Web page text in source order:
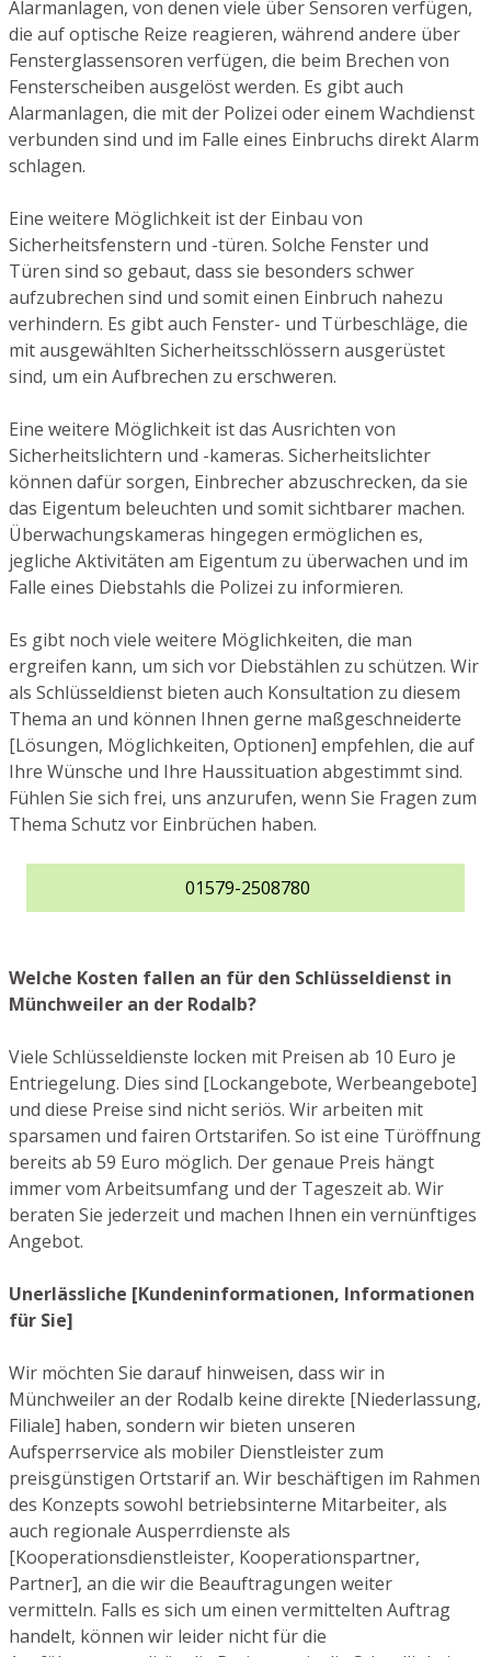
Alarmanlagen, von denen viele über Sensoren verfügen,
die auf optische Reize reagieren, während andere über
Fensterglassensoren verfügen, die beim Brechen von
Fensterscheiben ausgelöst werden. Es gibt auch
Alarmanlagen, die mit der Polizei oder einem Wachdienst
verbunden sind und im Falle eines Einbruchs direkt Alarm
schlagen.
Eine weitere Möglichkeit ist der Einbau von
Sicherheitsfenstern und -türen. Solche Fenster und
Türen sind so gebaut, dass sie besonders schwer
aufzubrechen sind und somit einen Einbruch nahezu
verhindern. Es gibt auch Fenster- und Türbeschläge, die
mit ausgewählten Sicherheitsschlössern ausgerüstet
sind, um ein Aufbrechen zu erschweren.
Eine weitere Möglichkeit ist das Ausrichten von
Sicherheitslichtern und -kameras. Sicherheitslichter
können dafür sorgen, Einbrecher abzuschrecken, da sie
das Eigentum beleuchten und somit sichtbarer machen.
Überwachungskameras hingegen ermöglichen es,
jegliche Aktivitäten am Eigentum zu überwachen und im
Falle eines Diebstahls die Polizei zu informieren.
Es gibt noch viele weitere Möglichkeiten, die man
ergreifen kann, um sich vor Diebstählen zu schützen. Wir
als Schlüsseldienst bieten auch Konsultation zu diesem
Thema an und können Ihnen gerne maßgeschneiderte
[Lösungen, Möglichkeiten, Optionen] empfehlen, die auf
Ihre Wünsche und Ihre Haussituation abgestimmt sind.
Fühlen Sie sich frei, uns anzurufen, wenn Sie Fragen zum
Thema Schutz vor Einbrüchen haben.
01579-2508780
Welche Kosten fallen an für den Schlüsseldienst in
Münchweiler an der Rodalb?
Viele Schlüsseldienste locken mit Preisen ab 10 Euro je
Entriegelung. Dies sind [Lockangebote, Werbeangebote]
und diese Preise sind nicht seriös. Wir arbeiten mit
sparsamen und fairen Ortstarifen. So ist eine Türöffnung
bereits ab 59 Euro möglich. Der genaue Preis hängt
immer vom Arbeitsumfang und der Tageszeit ab. Wir
beraten Sie jederzeit und machen Ihnen ein vernünftiges
Angebot.
Unerlässliche [Kundeninformationen, Informationen
für Sie]
Wir möchten Sie darauf hinweisen, dass wir in
Münchweiler an der Rodalb keine direkte [Niederlassung,
Filiale] haben, sondern wir bieten unseren
Aufsperrservice als mobiler Dienstleister zum
preisgünstigen Ortstarif an. Wir beschäftigen im Rahmen
des Konzepts sowohl betriebsinterne Mitarbeiter, als
auch regionale Ausperrdienste als
[Kooperationsdienstleister, Kooperationspartner,
Partner], an die wir die Beauftragungen weiter
vermitteln. Falls es sich um einen vermittelten Auftrag
handelt, können wir leider nicht für die